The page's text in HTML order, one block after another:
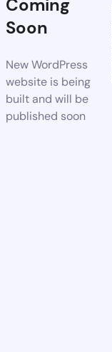
Soon
New WordPress
website is being
built and will be
published soon